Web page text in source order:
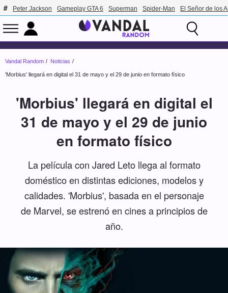
Peter Jackson Gameplay GTA 6 Superman Spider-Man El Señor de los
Vandal Random Noticias
'Morbius' llegará en digital el 31 de mayo y el 29 de junio en formato físico
'Morbius' llegará en digital el
31 de mayo y el 29 de junio
en formato físico
La película con Jared Leto llega al formato
doméstico en distintas ediciones, modelos y
calidades. 'Morbius', basada en el personaje
de Marvel, se estrenó en cines a principios de
año.